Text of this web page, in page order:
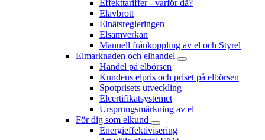
Effekttariffer - varför då?
Elavbrott
Elnätsregleringen
Elsamverkan
Manuell frånkoppling av el och Styrel
Elmarknaden och elhandel
Handel på elbörsen
Kundens elpris och priset på elbörsen
Spotprisets utveckling
Elcertifikatsystemet
Ursprungsmärkning av el
För dig som elkund
Energieffektivisering